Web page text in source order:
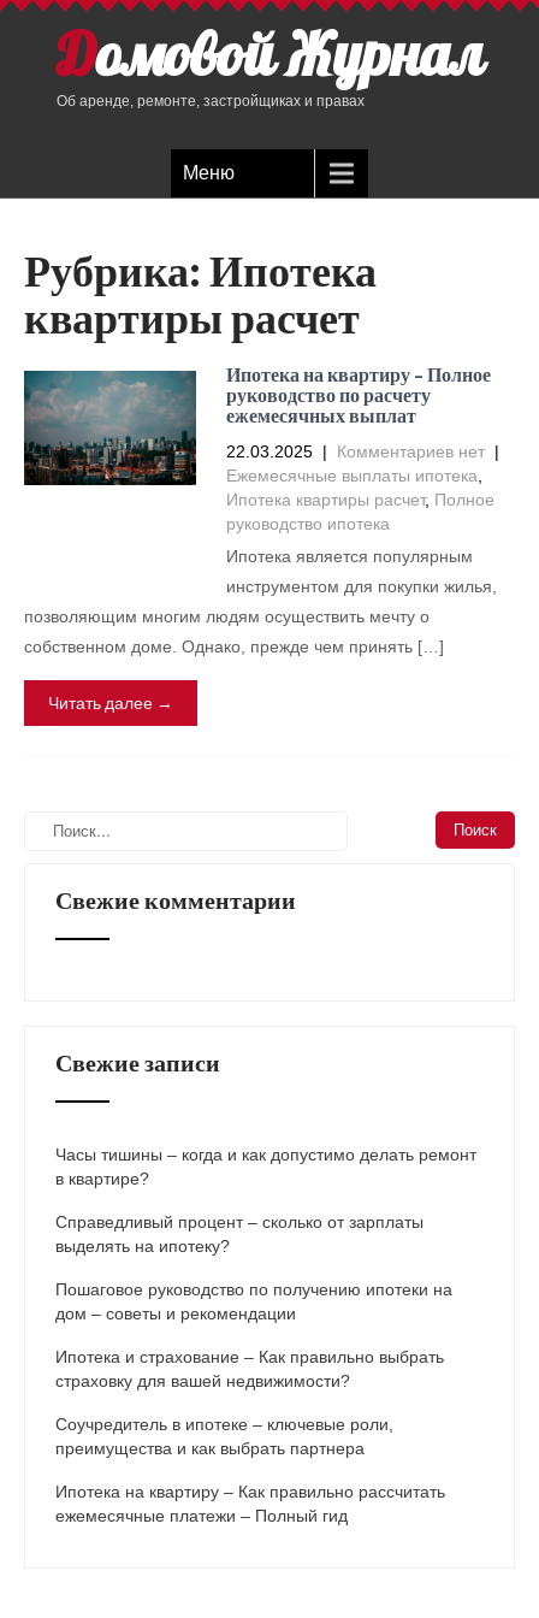
Домовой Журнал
Об аренде, ремонте, застройщиках и правах
Меню
Рубрика:Ипотека
квартиры расчет
Ипотека на квартиру – Полное
руководство по расчету
ежемесячных выплат
22.03.2025 | Комментариев нет |
Ежемесячные выплаты ипотека
Ипотека квартиры расчет, Полное
руководство ипотека
Ипотека является популярным
инструментом для покупки жилья,
позволяющим многим людям осуществить мечту о
собственном доме. Однако, прежде чем принять […]
Читать далее →
Свежие комментарии
Свежие записи
Часы тишины – когда и как допустимо делать ремонт
в квартире?
Справедливый процент – сколько от зарплаты
выделять на ипотеку?
Пошаговое руководство по получению ипотеки на
дом – советы и рекомендации
Ипотека и страхование – Как правильно выбрать
страховку для вашей недвижимости?
Соучредитель в ипотеке – ключевые роли,
преимущества и как выбрать партнера
Ипотека на квартиру – Как правильно рассчитать
ежемесячные платежи – Полный гид